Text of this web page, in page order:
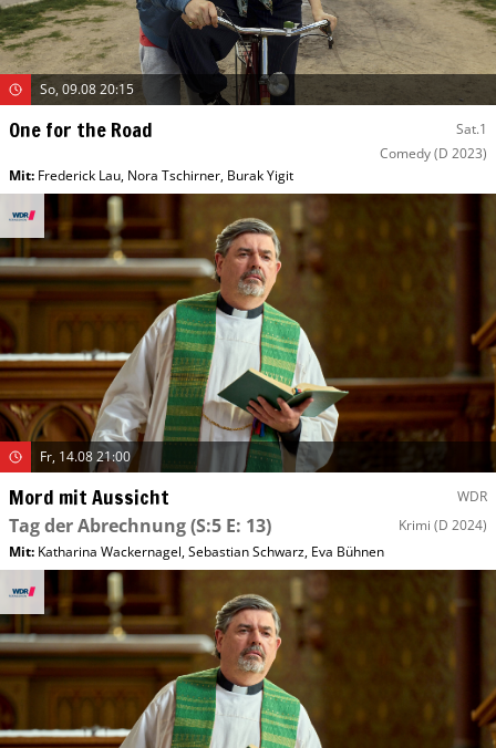
So, 09.08 20:15
One for the Road
Sat.1
Comedy(D 2023)
Mit: Frederick Lau, Nora Tschirner, Burak Yigit
Fr, 14.08 21:00
Mord mit Aussicht WDR
Tag der Abrechnung(S:5 E: 13) Krimi (D 2024)
Mit: Katharina Wackernagel,Sebastian Schwarz, Eva Bühnen